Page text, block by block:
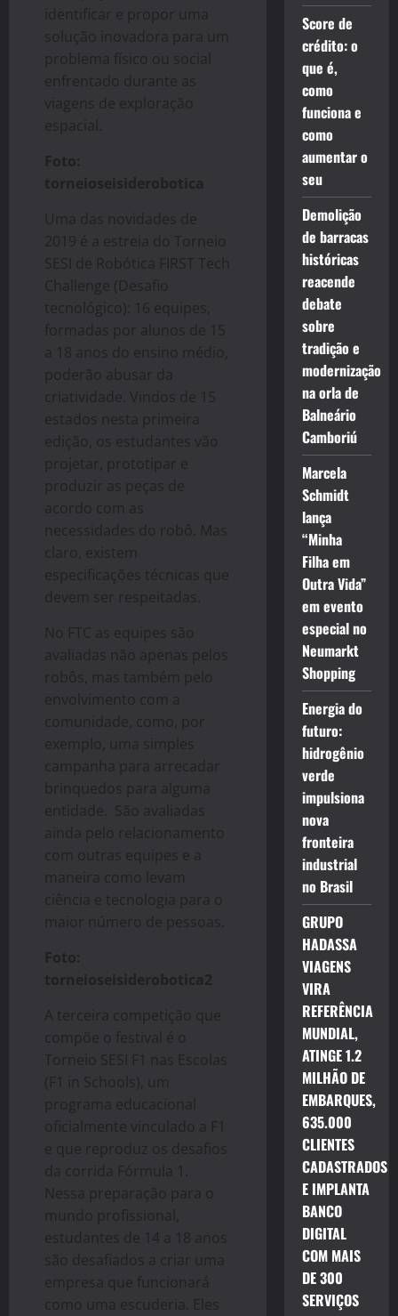
identificar e propor uma
solução inovadora para um
problema físico ou social
enfrentado durante as
viagens de exploração
espacial.
Foto:
torneioseisiderobotica
Uma das novidades de
2019 é a estreia do Torneio
SESI de Robótica FIRST Tech
Challenge (Desafio
tecnológico): 16 equipes,
formadas por alunos de 15
a 18 anos do ensino médio,
poderão abusar da
criatividade. Vindos de 15
estados nesta primeira
edição, os estudantes vão
projetar, prototipar e
produzir as peças de
acordo com as
necessidades do robô. Mas
claro, existem
especificações técnicas que
devem ser respeitadas.
No FTC as equipes são
avaliadas não apenas pelos
robôs, mas também pelo
envolvimento com a
comunidade, como, por
exemplo, uma simples
campanha para arrecadar
brinquedos para alguma
entidade. São avaliadas
ainda pelo relacionamento
com outras equipes e a
maneira como levam
ciência e tecnologia para o
maior número de pessoas.
Foto:
torneioseisiderobotica2
A terceira competição que
compõe o festival é o
Torneio SESI F1 nas Escolas
(F1 in Schools), um
programa educacional
oficialmente vinculado a F1
e que reproduz os desafios
da corrida Fórmula 1.
Nessa preparação para o
mundo profissional,
estudantes de 14 a 18 anos
são desafiados a criar uma
empresa que funcionará
como uma escuderia. Eles
Score de
crédito: o
que é,
como
funciona e
como
aumentar o
seu
Demolição
de barracas
históricas
reacende
debate
sobre
tradição e
modernização
na orla de
Balneário
Camboriú
Marcela
Schmidt
lança
“Minha
Filha em
Outra Vida”
em evento
especial no
Neumarkt
Shopping
Energia do
futuro:
hidrogênio
verde
impulsiona
nova
fronteira
industrial
no Brasil
GRUPO
HADASSA
VIAGENS
VIRA
REFERÊNCIA
MUNDIAL,
ATINGE 1.2
MILHÃO DE
EMBARQUES,
635.000
CLIENTES
CADASTRADOS
E IMPLANTA
BANCO
DIGITAL
COM MAIS
DE 300
SERVIÇOS